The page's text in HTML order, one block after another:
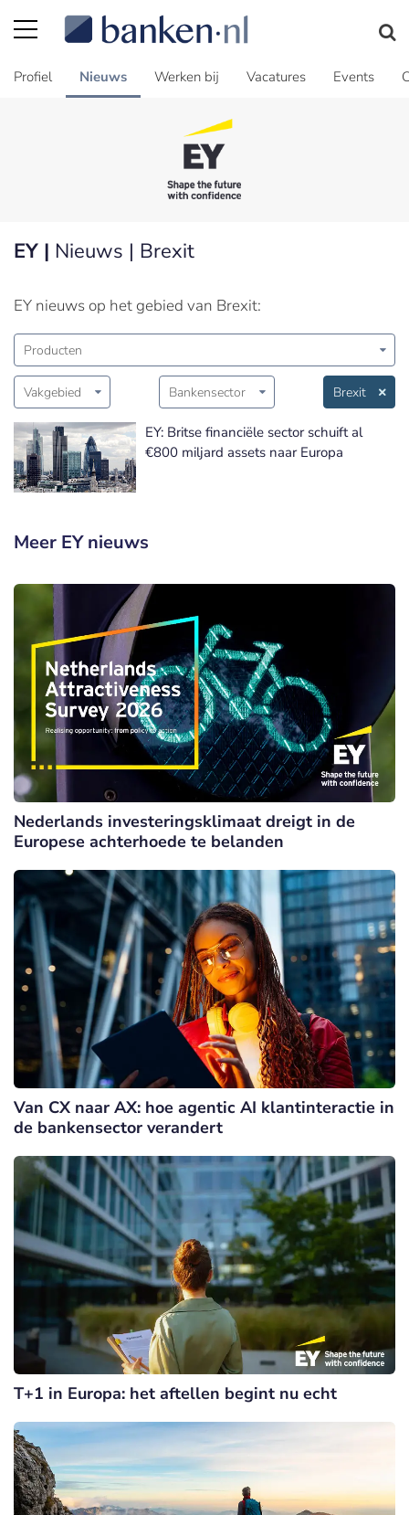
Profiel Nieuws Werken bij Vacatures Events
EY | Nieuws | Brexit
EY nieuws op het gebied van Brexit:
Producten
Vakgebied Bankensector Brexit
EY: Britse financiële sector schuift al
€800 miljard assets naar Europa
Meer EY nieuws
Nederlands investeringsklimaat dreigt in de
Europese achterhoede te belanden
Van CX naar AX: hoe agentic AI klantinteractie in
de bankensector verandert
T+1 in Europa: het aftellen begint nu echt